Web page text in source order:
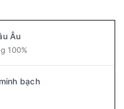
Âu
100%
bạch